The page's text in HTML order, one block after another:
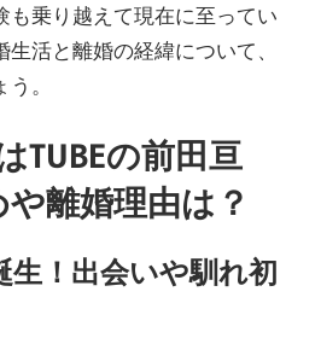
も乗り越えて現在に至ってい
活と離婚の経緯について、
。
TUBEの前田亘
離婚理由は？
生！出会いや馴れ初